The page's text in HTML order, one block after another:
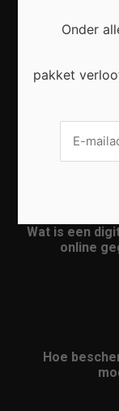
bescherm
Wat is een
online
Hoe
Onder
pakket